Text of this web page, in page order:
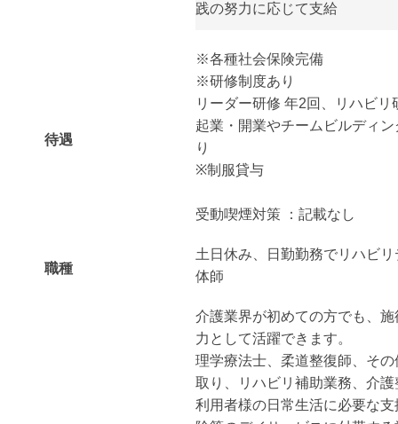
践の努力に応じて支給
待遇
※各種社会保険完備
※研修制度あり
リーダー研修 年2回、リハビリ
起業・開業やチームビルディ
り
※制服貸与
受動喫煙対策 ：記載なし
職種
土日休み、日勤勤務でリハビ
体師
介護業界が初めての方でも、
力として活躍できます。
理学療法士、柔道整復師、そ
取り、リハビリ補助業務、介
利用者様の日常生活に必要な